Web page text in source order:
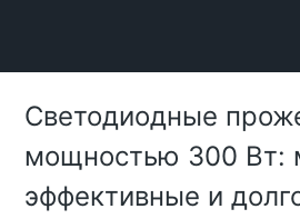
Светодиодные
мощностью 300 Вт:
эффективные и